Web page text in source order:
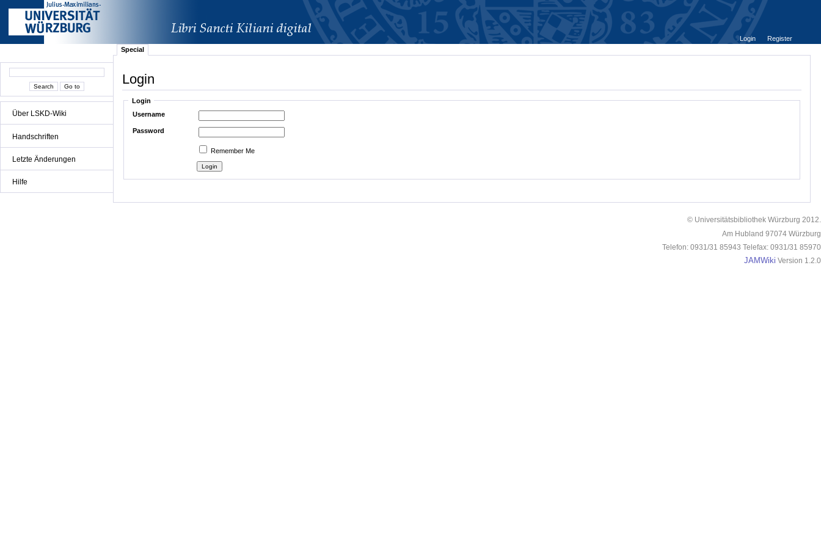
Über LSKD-Wiki
Handschriften
Letzte Änderungen
Hilfe
Login
Register
Special
Login
Login
Username
Password
Remember Me
© Universitätsbibliothek Würzburg 2012.
Am Hubland 97074 Würzburg
Telefon: 0931/31 85943 Telefax: 0931/31 85970
JAMWiki Version 1.2.0